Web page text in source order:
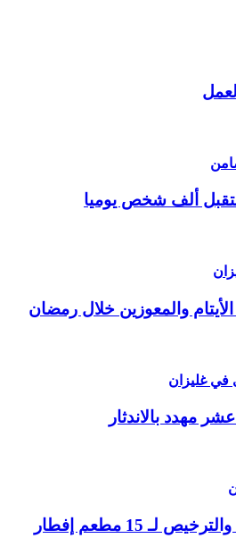
ألف شخص يوميا
والمعوزين خلال رمضان
في غليزان
مهدد بالاندثار